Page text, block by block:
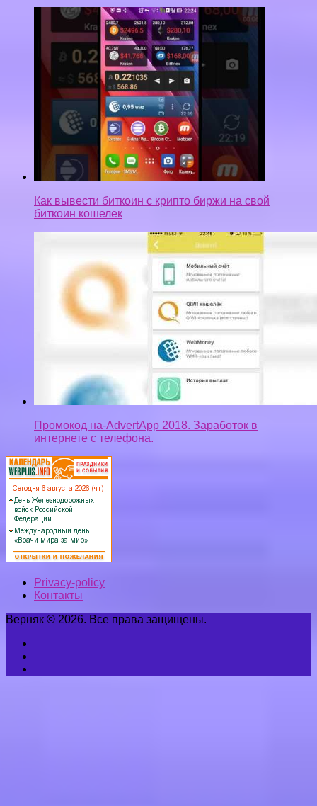
Как вывести биткоин с крипто биржи на свой
биткоин кошелек
Промокод на-AdvertApp 2018. Заработок в
интернете с телефона.
Privacy-policy
Контакты
Верняк © 2026. Все права защищены.